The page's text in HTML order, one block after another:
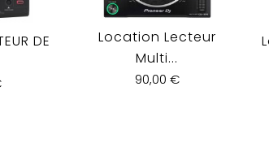
DE
Location Lecteur
Multi...
90,00 €